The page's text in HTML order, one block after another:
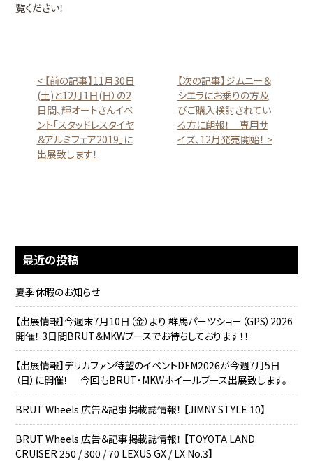
覧ください！
< 【前の記事】11月30日
(土)と12月1日(日）の2
日間、輝オートさんイベ
ント「スタッドレスタイヤ
＆アルミフェア2019」に
出展致します！
【次の記事】ジムニー＆
シエラにお乗りの方及
びご購入検討されてい
る方に朗報！ 専用サ
イズ、12月発売開始！ >
最近の投稿
夏季休暇のお知らせ
【出展情報】今週末7月10日（金）より 群馬パーツショー（GPS）2026
開催！ 3日間BRUT＆MKWブースでお待ちしております！！
【出展情報】デリカファン待望のイベントDFM2026が今週7月5日
（日）に開催！ 今回もBRUT・MKWホイールブース出展致します。
BRUT Wheels 広告＆記事掲載誌情報！ 【JIMNY STYLE 10】
BRUT Wheels 広告＆記事掲載誌情報！ 【TOYOTA LAND
CRUISER 250 / 300 / 70 LEXUS GX / LX No.3】